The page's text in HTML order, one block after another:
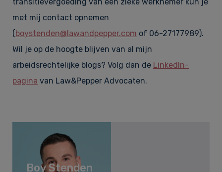
met mij contact opnemen
(boystenden@lawandpepper.com of 06-27177989).
Wil je op de hoogte blijven van al mijn
arbeidsrechtelijke blogs? Volg dan de LinkedIn-
pagina van Law&Pepper Advocaten.
Boy Stenden